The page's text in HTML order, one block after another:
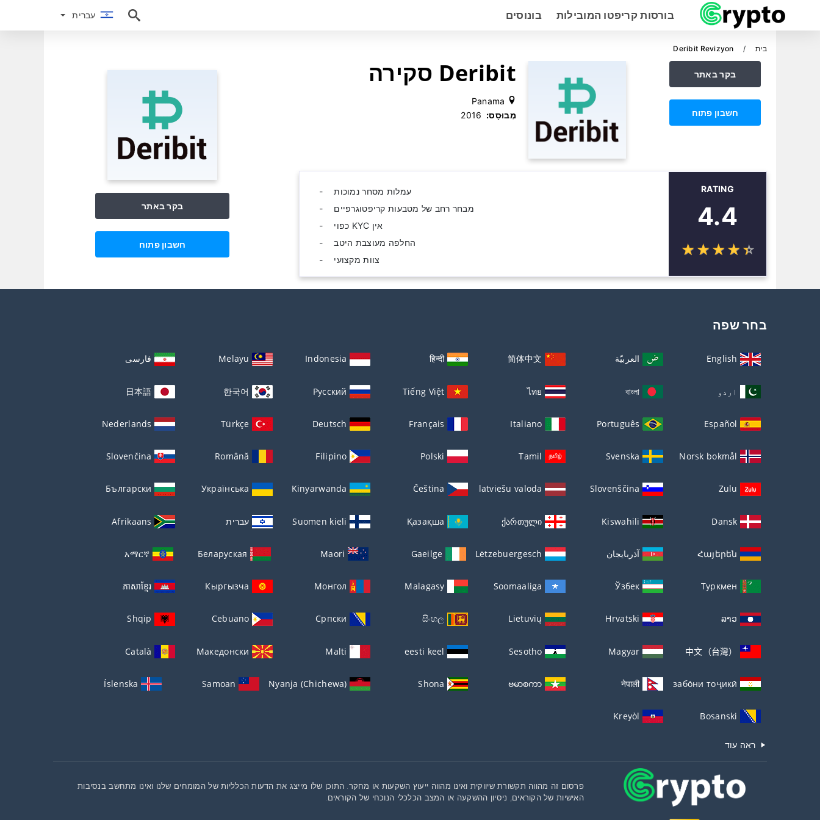
בונוסים בורסות קריפטו המובילות עברית
בית Deribit Revizyon
Deribit סקירה
מְבוּסָס:
בקר באתר
חשבון פתוח
RATING
4.4
☆☆☆☆☆
★★★★★
עמלות מסחר נמוכות
מבחר רחב של מטבעות קריפטוגרפיים
אין KYC כפוי
החלפה מעוצבת היטב
צוות מקצועי
בקר באתר
חשבון פתוח
בחר שפה
English العربيّة 简体中文
हिन्दी
Indonesia
Melayu فارسی
اردو বাংলা
ไทย
Tiếng Việt
Русский
한국어
日本語
Español
Português
Italiano
Français
Deutsch
Türkçe
Nederlands
Norsk bokmål
Svenska
Tamil
Polski
Filipino
Română
Slovenčina
Zulu
Slovenščina
latviešu valoda
Čeština
Kinyarwanda
Українська
Български
Dansk
Kiswahili
ქართული
Қазақша
Suomen kieli עברית Afrikaans
Հայերեն آذربايجان Lëtzebuergesch
Gaeilge
Maori
Беларуская
አማርኛ
Туркмен
Ўзбек
Soomaaliga
Malagasy
Монгол
Кыргызча
ភាសាខ្មែរ
ລາວ
Hrvatski
Lietuvių
සිංහල
Српски
Cebuano
Shqip
中文（台灣）
Magyar
Sesotho
eesti keel
Malti
Македонски
Català
забо́ни тоҷикӣ́
नेपाली
ဗမာစကာ
Shona
Nyanja (Chichewa)
Samoan
Íslenska
Bosanski
Kreyòl
ראה עוד
פרסום זה מהווה תקשורת שיווקית ואינו מהווה ייעוץ השקעות או מחקר. התוכן שלו מייצג את הדעות הכלליות של המומחים שלנו ואינו מתחשב בנסיבות
האישיות של הקוראים, ניסיון ההשקעה או המצב הכלכלי הנוכחי של הקוראים.